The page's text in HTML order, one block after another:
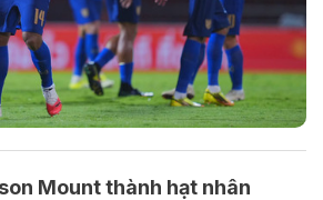
Mount thành hạt nhân